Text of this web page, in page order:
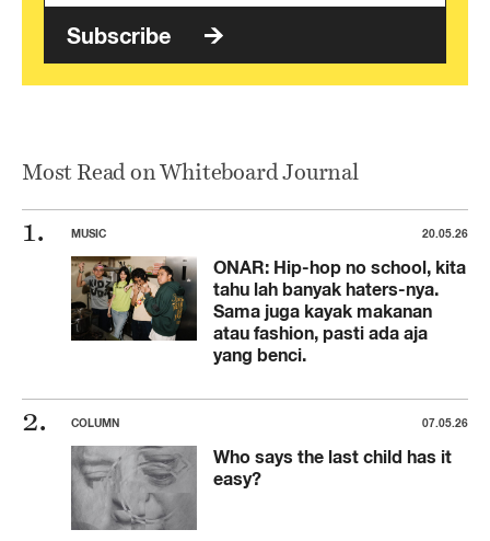
Subscribe
Most Read on Whiteboard Journal
MUSIC 20.05.26
ONAR: Hip-hop no school, kita
tahu lah banyak haters-nya.
Sama juga kayak makanan
atau fashion, pasti ada aja
yang benci.
COLUMN 07.05.26
Who says the last child has it
easy?